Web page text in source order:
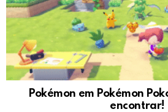
Pokémon em Pokémon
encontrar!